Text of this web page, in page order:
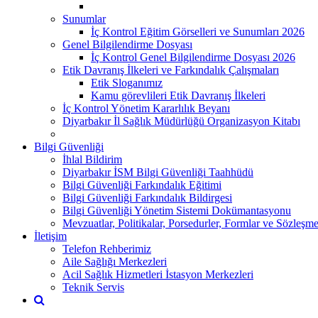
Sunumlar
İç Kontrol Eğitim Görselleri ve Sunumları 2026
Genel Bilgilendirme Dosyası
İç Kontrol Genel Bilgilendirme Dosyası 2026
Etik Davranış İlkeleri ve Farkındalık Çalışmaları
Etik Sloganımız
Kamu görevlileri Etik Davranış İlkeleri
İç Kontrol Yönetim Kararlılık Beyanı
Diyarbakır İl Sağlık Müdürlüğü Organizasyon Kitabı
Bilgi Güvenliği
İhlal Bildirim
Diyarbakır İSM Bilgi Güvenliği Taahhüdü
Bilgi Güvenliği Farkındalık Eğitimi
Bilgi Güvenliği Farkındalık Bildirgesi
Bilgi Güvenliği Yönetim Sistemi Dokümantasyonu
Mevzuatlar, Politikalar, Porsedurler, Formlar ve
İletişim
Telefon Rehberimiz
Aile Sağlığı Merkezleri
Acil Sağlık Hizmetleri İstasyon Merkezleri
Teknik Servis